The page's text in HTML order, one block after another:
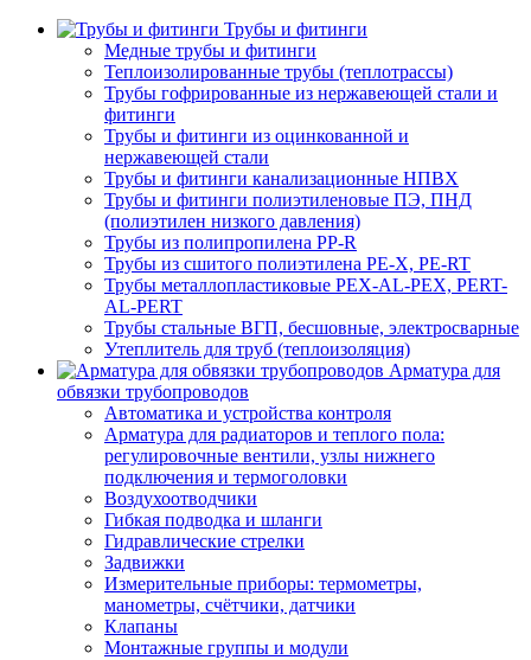
Трубы и фитинги
Медные трубы и фитинги
Теплоизолированные трубы (теплотрассы)
Трубы гофрированные из нержавеющей стали и
фитинги
Трубы и фитинги из оцинкованной и
нержавеющей стали
Трубы и фитинги канализационные НПВХ
Трубы и фитинги полиэтиленовые ПЭ, ПНД
(полиэтилен низкого давления)
Трубы из полипропилена PP-R
Трубы из сшитого полиэтилена PE-X, PE-RT
Трубы металлопластиковые PEX-AL-PEX, PERT-
AL-PERT
Трубы стальные ВГП, бесшовные, электросварные
Утеплитель для труб (теплоизоляция)
Арматура для
обвязки трубопроводов
Автоматика и устройства контроля
Арматура для радиаторов и теплого пола:
регулировочные вентили, узлы нижнего
подключения и термоголовки
Воздухоотводчики
Гибкая подводка и шланги
Гидравлические стрелки
Задвижки
Измерительные приборы: термометры,
манометры, счётчики, датчики
Клапаны
Монтажные группы и модули